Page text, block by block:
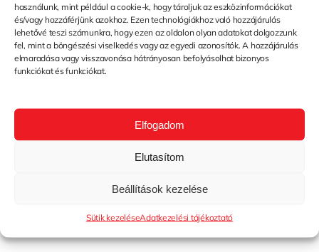
használunk, mint például a cookie-k, hogy tároljuk az eszközinformációkat
és/vagy hozzáférjünk azokhoz. Ezen technológiákhoz való hozzájárulás
lehetővé teszi számunkra, hogy ezen az oldalon olyan adatokat dolgozzunk
fel, mint a böngészési viselkedés vagy az egyedi azonosítók. A hozzájárulás
elmaradása vagy visszavonása hátrányosan befolyásolhat bizonyos
funkciókat és funkciókat.
Elfogadom
Elutasítom
Beállítások kezelése
Sütik kezeléseAdatkezelési tájékoztató
Azacélszerkezetekipari környezetben
bizonyítottan a legrugalmasabb, leggyorsabb és
előnyök egyértelműen az acél mellett szólnak:
Gyors És
Kiszámítható
Kivitelezés